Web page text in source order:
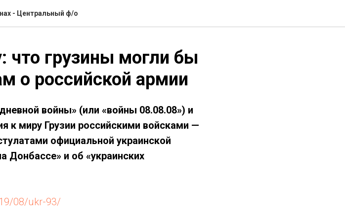
- Центральный ф/о
что грузины могли бы
о российской армии
войны» (или «войны 08.08.08») и
к миру Грузии российскими войсками —
официальной украинской
Донбассе» и об «украинских
08/ukr-93/